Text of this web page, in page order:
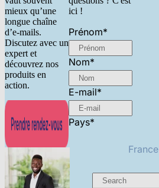
mieux qu’une
longue chaîne
d’e-mails.
Discutez avec un
expert et
découvrez nos
produits en
action.
ici !
Prénom*
Nom*
E-mail*
Pays*
France